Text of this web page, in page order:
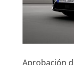
Aprobación